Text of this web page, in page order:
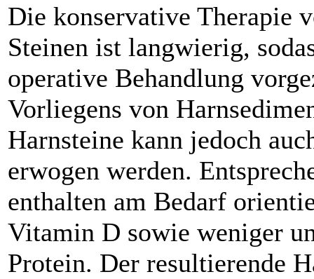
Die konservative Therapie
Steinen ist langwierig,
operative Behandlung
Vorliegens von
Harnsteine kann jedoch
erwogen werden.
enthalten am Bedarf
Vitamin D sowie weniger
Protein. Der resultierende